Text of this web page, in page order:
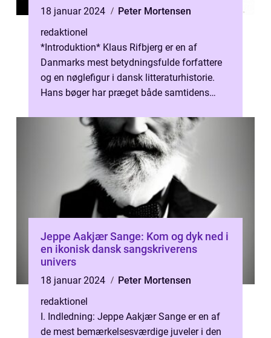
18 januar 2024
Peter Mortensen
redaktionel
*Introduktion* Klaus Rifbjerg er en af
Danmarks mest betydningsfulde forfattere
og en nøglefigur i dansk litteraturhistorie.
Hans bøger har præget både samtidens
Jeppe Aakjær Sange: Kom og dyk ned i
en ikonisk dansk sangskriverens
univers
18 januar 2024
Peter Mortensen
redaktionel
I. Indledning: Jeppe Aakjær Sange er en af
de mest bemærkelsesværdige juveler i den